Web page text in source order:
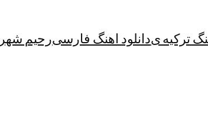
ترکیه یدانلود اهنگ فارسیرحیم